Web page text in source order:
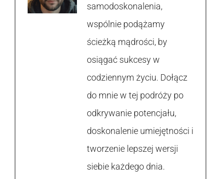
samodoskonalenia,
wspólnie podążamy
ścieżką mądrości, by
osiągać sukcesy w
codziennym życiu. Dołącz
do mnie w tej podróży po
odkrywanie potencjału,
doskonalenie umiejętności i
tworzenie lepszej wersji
siebie każdego dnia.